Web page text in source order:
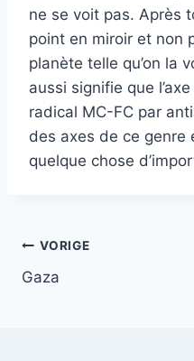
ne se voit pas. Après
point en miroir et non
planète telle qu’on la
aussi signifie que
radical MC-FC par
des axes de ce genre
quelque chose
Bericht
navigatie
VORIGE
Gaza